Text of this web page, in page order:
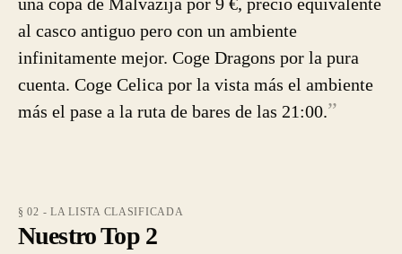
al casco antiguo pero con un ambiente
infinitamente mejor. Coge Dragons por la pura
cuenta. Coge Celica por la vista más el ambiente
más el pase a la ruta de bares de las 21:00.”
§ 02 - LA LISTA CLASIFICADA
Nuestro Top 2